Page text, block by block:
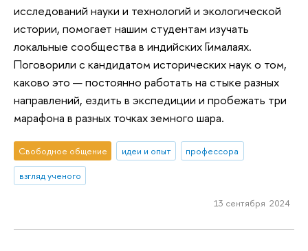
исследований науки и технологий и экологической
истории, помогает нашим студентам изучать
локальные сообщества в индийских Гималаях.
Поговорили с кандидатом исторических наук о том,
каково это — постоянно работать на стыке разных
направлений, ездить в экспедиции и пробежать три
марафона в разных точках земного шара.
Свободное общение идеи и опыт
профессора
взгляд ученого
13 сентября 2024